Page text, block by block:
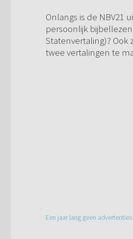
Onlangs is de NBV21
persoonlijk
Statenvertaling)?
twee vertalingen te
Een jaar lang geen